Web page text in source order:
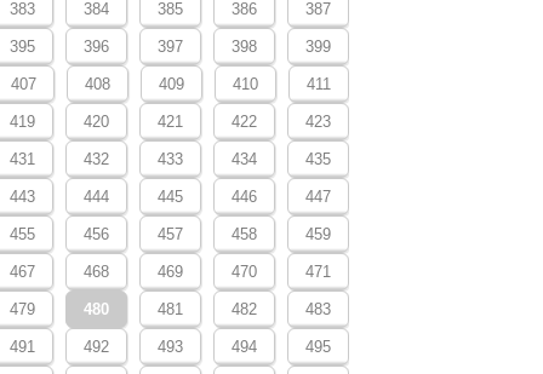
383 384 385 386 387
395 396 397 398 399
407 408 409 410 411
419 420 421 422 423
431 432 433 434 435
443 444 445 446 447
455 456 457 458 459
467 468 469 470 471
479 480 481 482 483
491 492 493 494 495